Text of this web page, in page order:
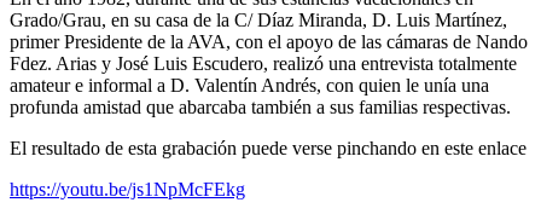
Grado/Grau, en su casa de la C/ Díaz Miranda, D. Luis Martínez,
primer Presidente de la AVA, con el apoyo de las cámaras de Nando
Fdez. Arias y José Luis Escudero, realizó una entrevista totalmente
amateur e informal a D. Valentín Andrés, con quien le unía una
profunda amistad que abarcaba también a sus familias respectivas.
El resultado de esta grabación puede verse pinchando en este enlace
https://youtu.be/js1NpMcFEkg